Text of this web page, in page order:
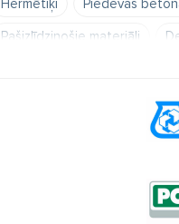
Pašizlīdzinošie materiāli
Ūdeni atgrūdoši pārklājumi